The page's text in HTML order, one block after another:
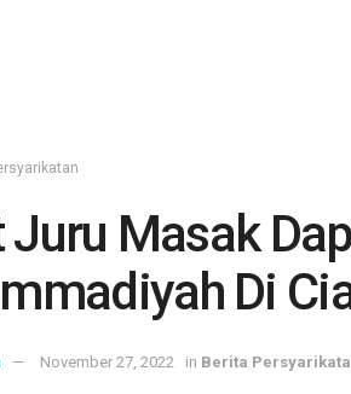
Juru Masak
Di
November 27, 2022 in Berita